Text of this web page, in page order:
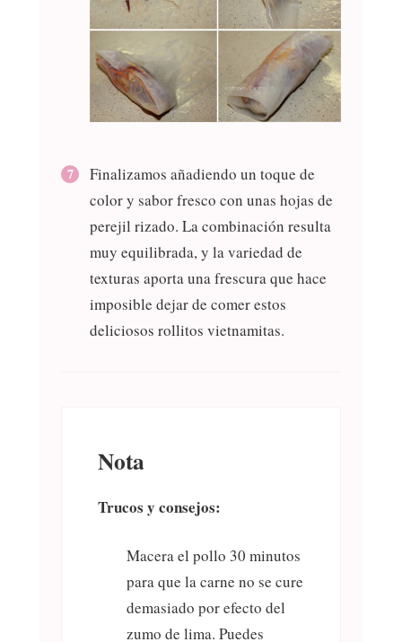
Finalizamos añadiendo un toque de
color y sabor fresco con unas hojas de
perejil rizado. La combinación resulta
muy equilibrada, y la variedad de
texturas aporta una frescura que hace
imposible dejar de comer estos
deliciosos rollitos vietnamitas.
Nota
Trucos y consejos:
Macera el pollo 30 minutos
para que la carne no se cure
demasiado por efecto del
zumo de lima. Puedes